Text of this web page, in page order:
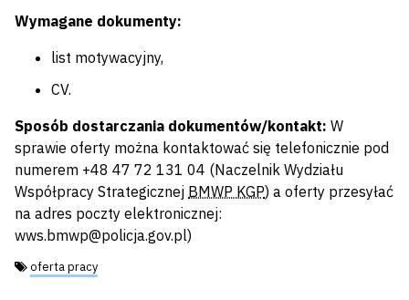
Wymagane dokumenty:
list motywacyjny,
CV.
Sposób dostarczania dokumentów/kontakt: W
sprawie oferty można kontaktować się telefonicznie pod
numerem +48 47 72 131 04 (Naczelnik Wydziału
Współpracy Strategicznej BMWP KGP) a oferty przesyłać
na adres poczty elektronicznej:
wws.bmwp@policja.gov.pl)
Tagi:
oferta pracy